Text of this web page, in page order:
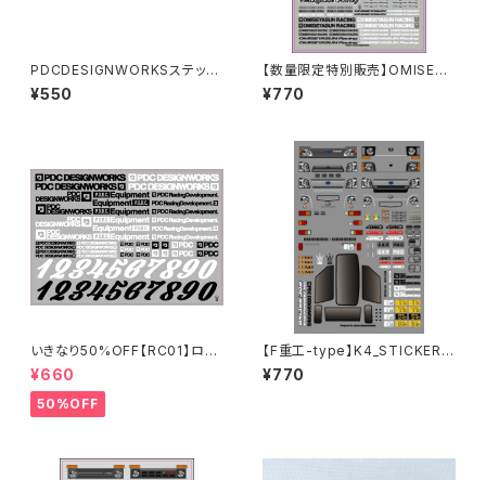
PDCDESIGNWORKSステッカ
ー
¥550
【数量限定特別販売】OMISEYA
SUN [ ORT ]ステッカーシート
¥770
いきなり50%OFF【RC01】ロゴ
ステッカー2024
¥660
50%OFF
【F重工-type】K4_STICKER S
HEET [2022]
¥770